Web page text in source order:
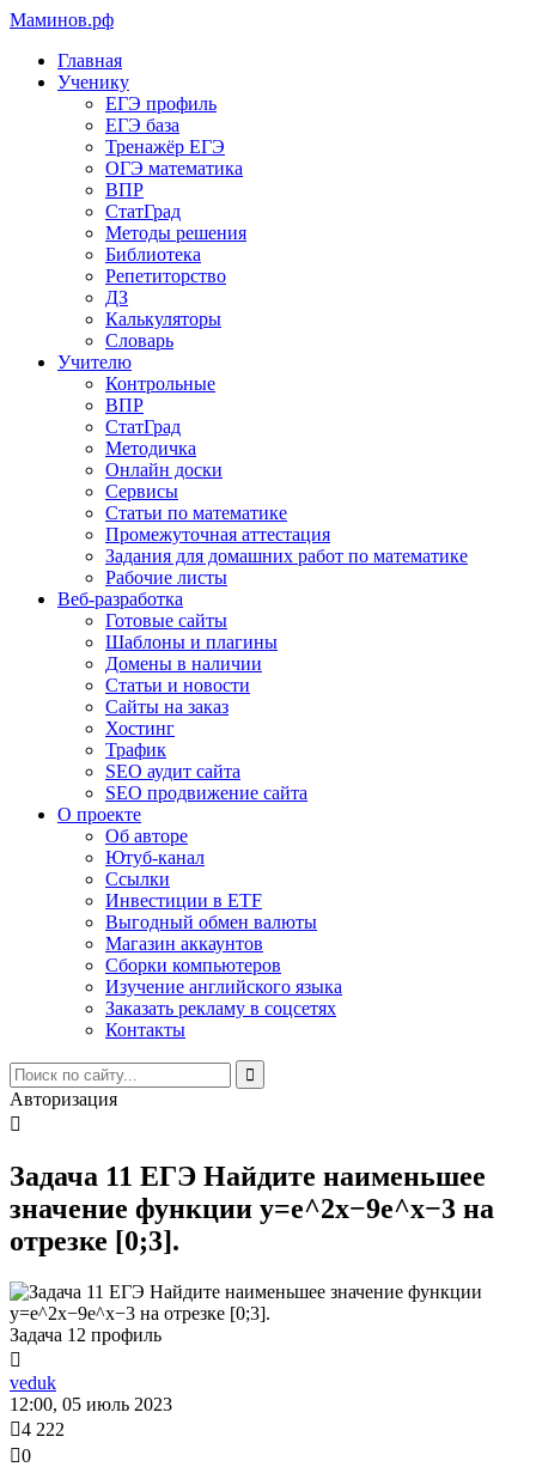
Маминов.рф
Главная
Ученику
ЕГЭ профиль
ЕГЭ база
Тренажёр ЕГЭ
ОГЭ математика
ВПР
СтатГрад
Методы решения
Библиотека
Репетиторство
ДЗ
Калькуляторы
Словарь
Учителю
Контрольные
ВПР
СтатГрад
Методичка
Онлайн доски
Сервисы
Статьи по математике
Промежуточная аттестация
Задания для домашних работ по математике
Рабочие листы
Веб-разработка
Готовые сайты
Шаблоны и плагины
Домены в наличии
Статьи и новости
Сайты на заказ
Хостинг
Трафик
SEO аудит сайта
SEO продвижение сайта
О проекте
Об авторе
Ютуб-канал
Ссылки
Инвестиции в ETF
Выгодный обмен валюты
Магазин аккаунтов
Сборки компьютеров
Изучение английского языка
Заказать рекламу в соцсетях
Контакты
Авторизация
Задача 11 ЕГЭ Найдите наименьшее
значение функции y=e^2x−9e^x−3 на
отрезке [0;3].
Задача 12 профиль
veduk
12:00, 05 июль 2023
4 222
0